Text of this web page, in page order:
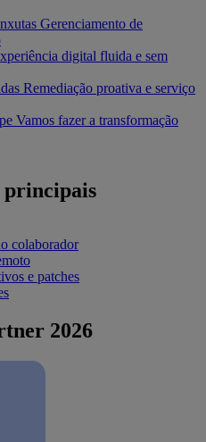
Gerenciamento de
digital fluida e sem
Remediação proativa e serviço
Vamos fazer a transformação
principais
colaborador
e patches
2026